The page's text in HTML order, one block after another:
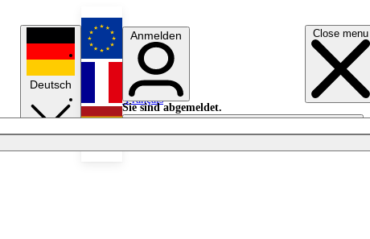
Close menu
Deutsch
English
Français
Anmelden
Sie sind abgemeldet.
Anmelden
Licht aus